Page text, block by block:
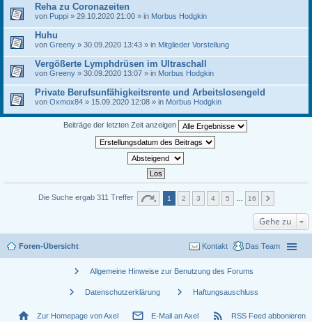
Reha zu Coronazeiten
von Puppi » 29.10.2020 21:00 » in Morbus Hodgkin
Huhu
von Greeny » 30.09.2020 13:43 » in Mitglieder Vorstellung
Vergößerte Lymphdrüsen im Ultraschall
von Greeny » 30.09.2020 13:07 » in Morbus Hodgkin
Private Berufsunfähigkeitsrente und Arbeitslosengeld
von Oxmox84 » 15.09.2020 12:08 » in Morbus Hodgkin
Beiträge der letzten Zeit anzeigen
Die Suche ergab 311 Treffer 1 2 3 4 5 16
Gehe zu
Foren-Übersicht Das Team
Kontakt
chevron_right Allgemeine Hinweise zur Benutzung des Forums
chevron_right Datenschutzerklärung chevron_right Haftungsauschluss
home Zur Homepage von Axel mail_outline E-Mail an Axel rss_feed RSS Feed abbonieren